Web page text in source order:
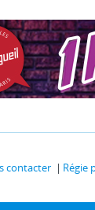
contacter Régie